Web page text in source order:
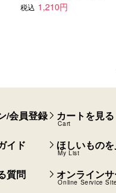
税込 1,210円
/会員登録 カートを見る
Cart
イド ほしいもの
My List
質問 オンライン
Online Service